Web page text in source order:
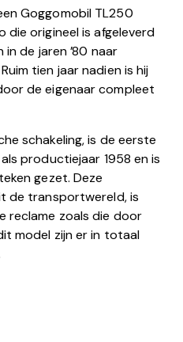
Goggomobil TL250
die origineel is afgeleverd
de jaren ’80 naar
tien jaar nadien is hij
de eigenaar compleet
schakeling, is de eerste
productiejaar 1958 en is
gezet. Deze
de transportwereld, is
reclame zoals die door
model zijn er in totaal